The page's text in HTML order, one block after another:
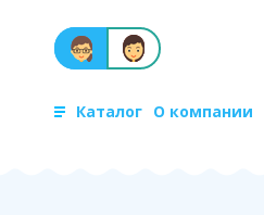
Каталог О компании